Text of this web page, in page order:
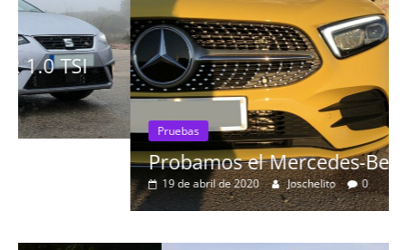
Pruebas
Probamos el Mercedes-Benz A200d
19 de abril de 2020 Joschelito 0